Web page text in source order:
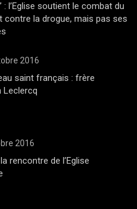
: l’Eglise soutient le combat du
contre la drogue, mais pas ses
2016
saint français : frère
Leclercq
2016
rencontre de l’Eglise